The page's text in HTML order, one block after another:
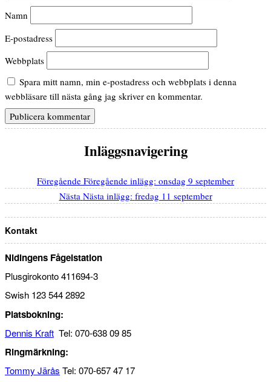
Namn
E-postadress
Webbplats
Spara mitt namn, min e-postadress och webbplats i denna
webbläsare till nästa gång jag skriver en kommentar.
Inläggsnavigering
Föregående Föregående inlägg: onsdag 9 september
Nästa Nästa inlägg: fredag 11 september
Kontakt
Nidingens Fågelstation
Plusgirokonto 411694-3
Swish 123 544 2892
Platsbokning:
Dennis Kraft Tel: 070-638 09 85
Ringmärkning:
Tommy Järås Tel: 070-657 47 17